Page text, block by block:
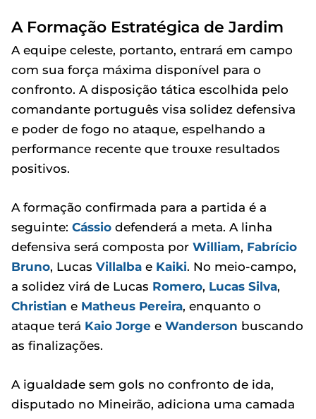
A Formação Estratégica de Jardim
A equipe celeste, portanto, entrará em campo
com sua força máxima disponível para o
confronto. A disposição tática escolhida pelo
comandante português visa solidez defensiva
e poder de fogo no ataque, espelhando a
performance recente que trouxe resultados
positivos.
A formação confirmada para a partida é a
seguinte: Cássio defenderá a meta. A linha
defensiva será composta por William, Fabrício
Bruno, Lucas Villalba e Kaiki. No meio-campo,
a solidez virá de Lucas Romero, Lucas Silva,
Christian e Matheus Pereira, enquanto o
ataque terá Kaio Jorge e Wanderson buscando
as finalizações.
A igualdade sem gols no confronto de ida,
disputado no Mineirão, adiciona uma camada